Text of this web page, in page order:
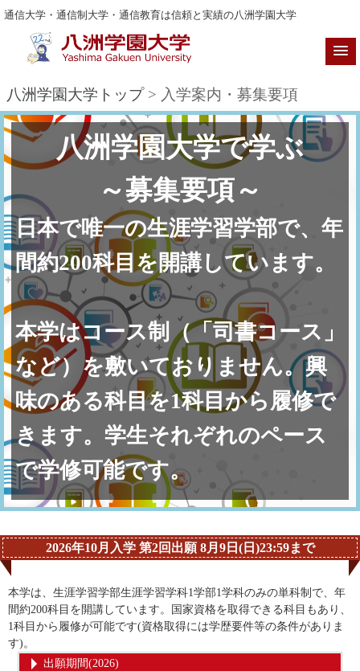
通信大学・通信制大学・通信教育は信頼と実績の八洲学園大学
八洲学園大学トップ> 入学案内・募集要項
八洲学園大学で学ぶ
～募集要項～
日本で唯一の生涯学習学部で、年
間約200科目を開講しています。
本学はコース制（「司書コース」
など）を敷いておりません。興
味のある科目を1科目から履修で
きます。学生それぞれのペース
で学修可能です。
2026年10月入学 第2回出願 8月9日(日)23:59まで
本学は、生涯学習学部生涯学習学科1学部1学科のみの単科制で、年
間約200科目を開講しています。国家資格を取得できる科目もあり、
1科目から履修が可能です(資格取得には学歴要件等の条件がありま
す)。
出願期間(2026)